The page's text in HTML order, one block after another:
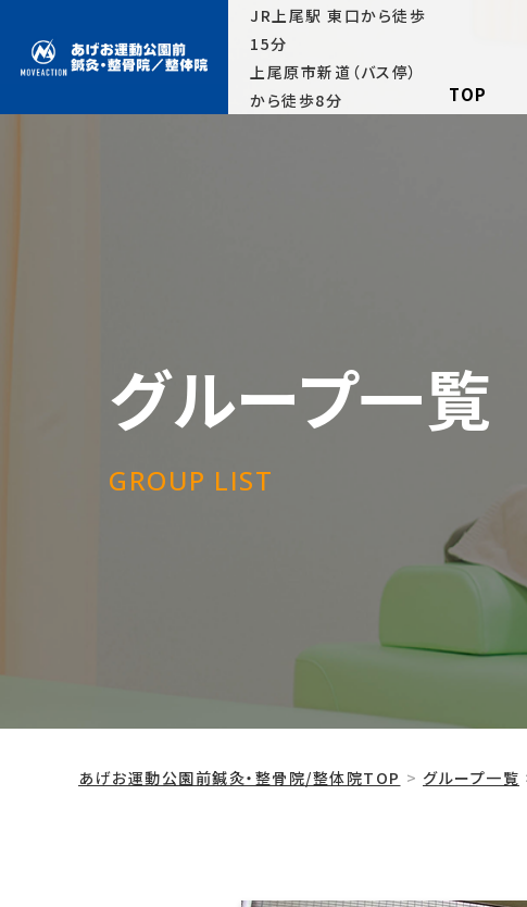
JR上尾駅 東口から徒歩
15分
上尾原市新道（バス停）
から徒歩8分
TOP
グループ一覧
GROUP LIST
あげお運動公園前鍼灸・整骨院/整体院TOP グループ一覧